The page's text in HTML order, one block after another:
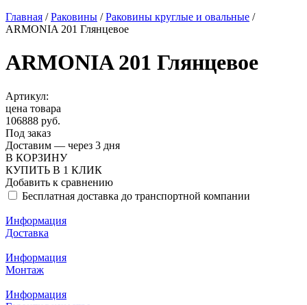
Главная /Раковины /Раковины круглые и овальные /
ARMONIA 201 Глянцевое
ARMONIA 201 Глянцевое
Артикул:
цена товара
106888 руб.
Под заказ
Доставим — через 3 дня
В КОРЗИНУ
КУПИТЬ В 1 КЛИК
Добавить к сравнению
Бесплатная доставка до транспортной компании
Информация
Доставка
Информация
Монтаж
Информация